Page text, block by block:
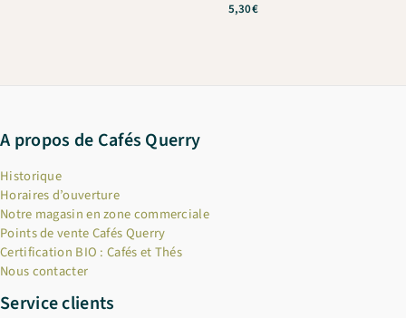
5,30€
A propos de Cafés Querry
Historique
Horaires d’ouverture
Notre magasin en zone commerciale
Points de vente Cafés Querry
Certification BIO : Cafés et Thés
Nous contacter
Service clients